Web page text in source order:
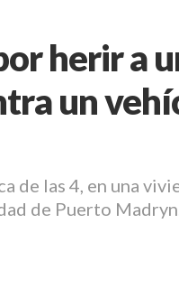
herir a
un
de las 4, en una
de Puerto